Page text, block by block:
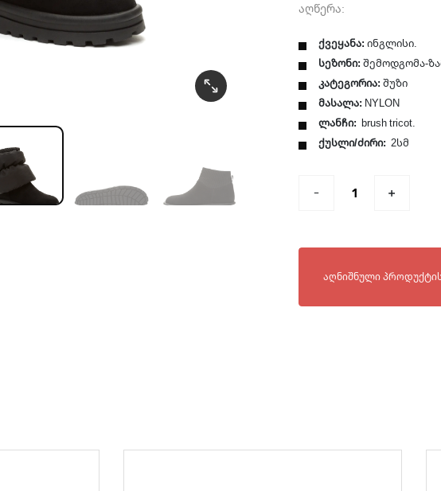
აღწერა:
ქვეყანა: ინგლისი.
სეზონი: შემოდგომა-
კატეგორია: შუზი
მასალა: NYLON
ლანჩი: brush tricot.
ქუსლი/ძირი: 2სმ
ხელმისაწვდომია
აღნიშნული